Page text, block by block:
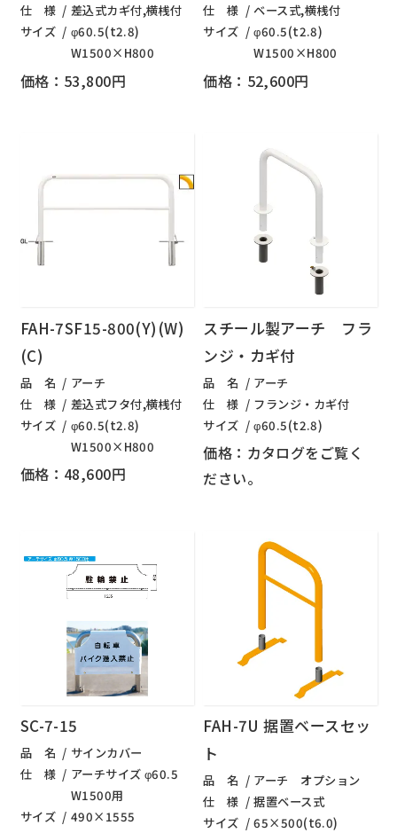
仕 様
差込式カギ付,横桟付
サイズ
φ60.5(t2.8)
W1500×H800
価格：53,800円
仕 様
ベース式,横桟付
サイズ
φ60.5(t2.8)
W1500×H800
価格：52,600円
FAH-7SF15-800(Y)(W)
(C)
品 名
アーチ
仕 様
差込式フタ付,横桟付
サイズ
φ60.5(t2.8)
W1500×H800
価格：48,600円
スチール製アーチ フラ
ンジ・カギ付
品 名
アーチ
仕 様
フランジ・カギ付
サイズ
φ60.5(t2.8)
価格：カタログをご覧く
ださい。
SC-7-15
品 名
サインカバー
仕 様
アーチサイズ φ60.5
W1500用
サイズ
490×1555
FAH-7U 据置ベースセッ
ト
品 名
アーチ オプション
仕 様
据置ベース式
サイズ
65×500(t6.0)